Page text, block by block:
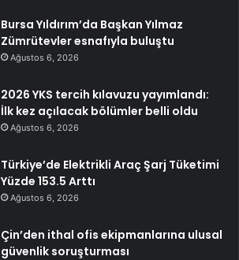
Bursa Yıldırım’da Başkan Yılmaz
Zümrütevler esnafıyla buluştu
Ağustos 6, 2026
2026 YKS tercih kılavuzu yayımlandı:
İlk kez açılacak bölümler belli oldu
Ağustos 6, 2026
Türkiye’de Elektrikli Araç Şarj Tüketimi
Yüzde 153.5 Arttı
Ağustos 6, 2026
Çin’den ithal ofis ekipmanlarına ulusal
güvenlik soruşturması